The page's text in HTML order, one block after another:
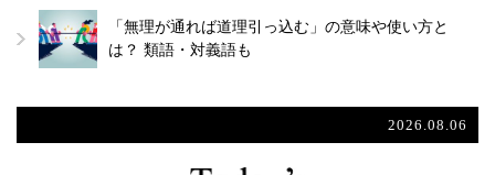
「無理が通れば道理引っ込む」の意味や使い方と
は？ 類語・対義語も
2026.08.06